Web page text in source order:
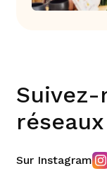
Sur Instagram